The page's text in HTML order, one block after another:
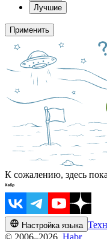
Лучшие
Применить
К сожалению, здесь
Настройка языка
© 2006–2026, Habr